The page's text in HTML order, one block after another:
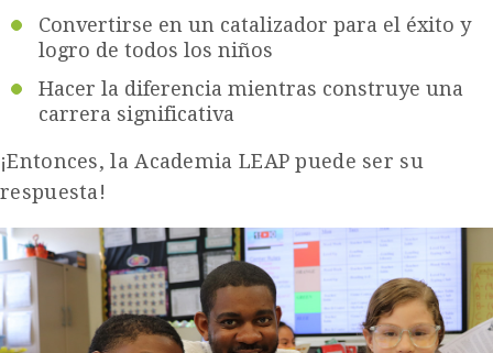
Convertirse en un catalizador para el éxito y
logro de todos los niños
Hacer la diferencia mientras construye una
carrera significativa
¡Entonces, la Academia LEAP puede ser su
respuesta!